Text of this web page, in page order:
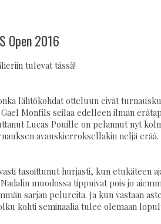
Open 2016
tulevat tässä!
lähtökohdat otteluun eivät
Monfils seilaa edelleen ilman
Lucas Pouille on pelannut nyt
avauskierroksellakin neljä
tasoittunut hurjasti, kun etukäteen
muodossa tippuivat pois jo
sarjan pelureita. Ja kun vastaan
kohti seminaalia tulee olemaan